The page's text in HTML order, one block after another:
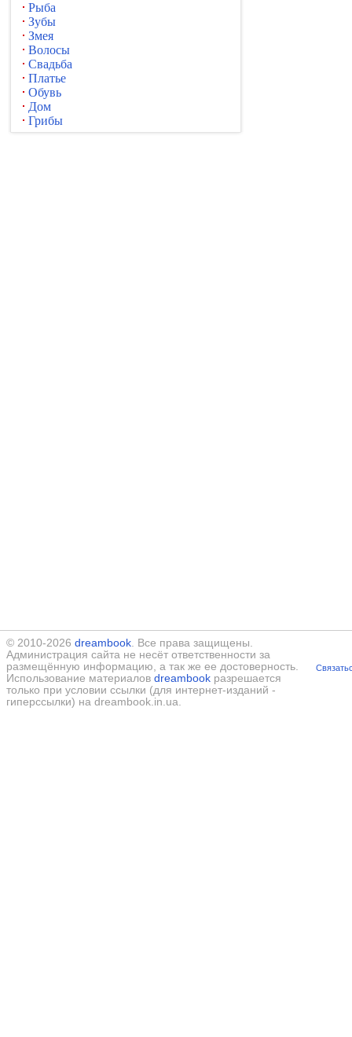
Рыба
Зубы
Змея
Волосы
Свадьба
Платье
Обувь
Дом
Грибы
© 2010-2026 dreambook. Все права защищены.
Администрация сайта не несёт ответственности за
размещённую информацию, а так же ее достоверность.
Использование материалов dreambook разрешается
только при условии ссылки (для интернет-изданий -
гиперссылки) на dreambook.in.ua.